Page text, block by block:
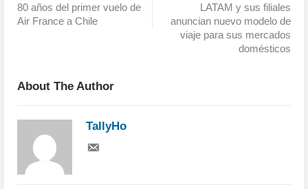
80 años del primer vuelo de
Air France a Chile
LATAM y sus filiales
anuncian nuevo modelo de
viaje para sus mercados
domésticos
About The Author
TallyHo